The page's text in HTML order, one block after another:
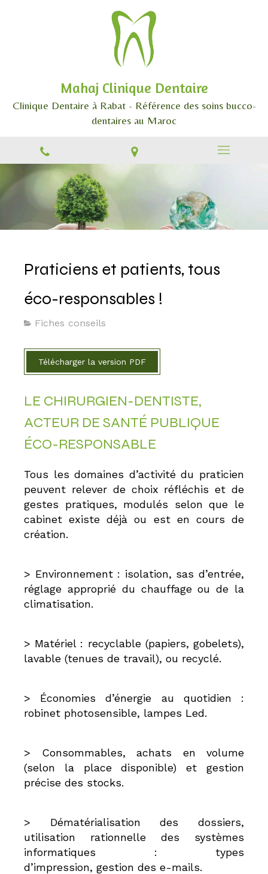
Mahaj Clinique Dentaire
Clinique Dentaire à Rabat - Référence des soins bucco-
dentaires au Maroc
Praticiens et patients, tous
éco-responsables !
Fiches conseils
Télécharger la version PDF
LE CHIRURGIEN-DENTISTE,
ACTEUR DE SANTÉ PUBLIQUE
ÉCO-RESPONSABLE
Tous les domaines d’activité du praticien
peuvent relever de choix réfléchis et de
gestes pratiques, modulés selon que le
cabinet existe déjà ou est en cours de
création.
> Environnement : isolation, sas d’entrée,
réglage approprié du chauffage ou de la
climatisation.
> Matériel : recyclable (papiers, gobelets),
lavable (tenues de travail), ou recyclé.
> Économies d’énergie au quotidien :
robinet photosensible, lampes Led.
> Consommables, achats en volume
(selon la place disponible) et gestion
précise des stocks.
> Dématérialisation des dossiers,
utilisation rationnelle des systèmes
informatiques : types
d’impression, gestion des e-mails.